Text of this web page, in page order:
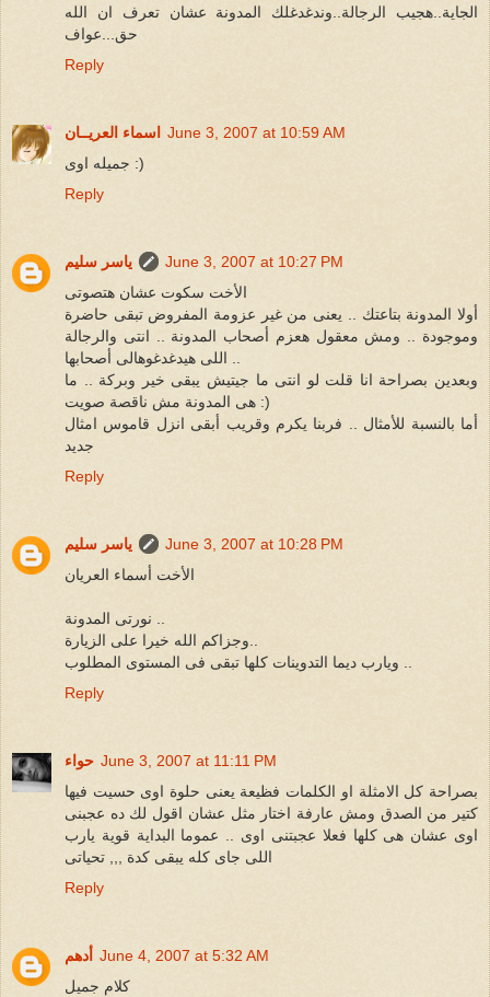
الجاية..هجيب الرجالة..وندغدغلك المدونة عشان تعرف ان الله
حق...عواف
Reply
اسماء العريــان
June 3, 2007 at 10:59 AM
جميله اوى :)
Reply
ياسر سليم
June 3, 2007 at 10:27 PM
الأخت سكوت عشان هتصوتى
أولا المدونة بتاعتك .. يعنى من غير عزومة المفروض تبقى حاضرة
وموجودة .. ومش معقول هعزم أصحاب المدونة .. انتى والرجالة
وبعدين بصراحة انا قلت لو انتى ما جيتيش يبقى خير وبركة .. ما
هى المدونة مش ناقصة صويت :)
أما بالنسبة للأمثال .. فربنا يكرم وقريب أبقى انزل قاموس امثال
جديد
Reply
ياسر سليم
June 3, 2007 at 10:28 PM
الأخت أسماء العريان
Reply
حواء June 3, 2007 at 11:11 PM
بصراحة كل الامثلة او الكلمات فظيعة يعنى حلوة اوى حسيت فيها
كتير من الصدق ومش عارفة اختار مثل عشان اقول لك ده عجبنى
اوى عشان هى كلها فعلا عجبتنى اوى .. عموما البداية قوية يارب
اللى جاى كله يبقى كدة ,,, تحياتى
Reply
أدهم
June 4, 2007 at 5:32 AM
كلام جميل